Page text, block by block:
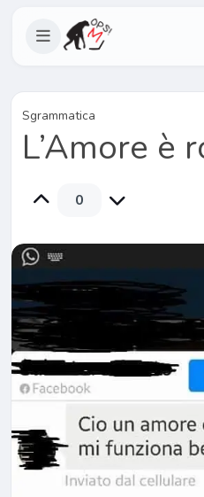
Sgrammatica
L’Amore è
0